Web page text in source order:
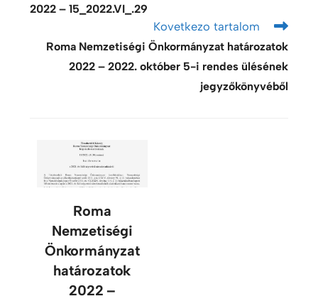
2022 – 15_2022.VI_.29
Kovetkezo tartalom
Roma Nemzetiségi Önkormányzat határozatok
2022 – 2022. október 5-i rendes ülésének
jegyzőkönyvéből
Roma
Nemzetiségi
Önkormányzat
határozatok
2022 –